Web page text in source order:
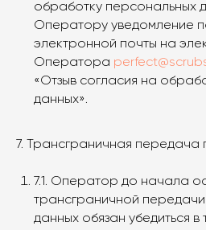
обработку персональных
Оператору уведомление
электронной почты на
Оператора
«Отзыв согласия на
данных».
7. Трансграничная передача
7.1. Оператор до начала
трансграничной
данных обязан убедиться